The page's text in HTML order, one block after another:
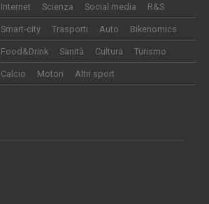
Internet Scienza Social media R&S
Smart-city Trasporti Auto Bikenomics
Food&Drink Sanità Cultura Turismo
Calcio Motori Altri sport